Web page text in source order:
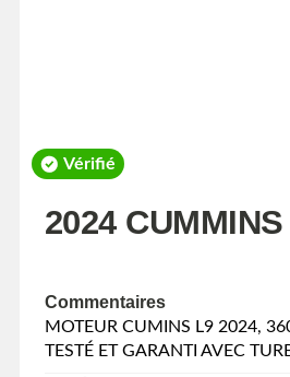
Vérifié
2024
Commentaires
MOTEUR CUMINS L9 2024,
TESTÉ ET GARANTI AVEC